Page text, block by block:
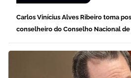
Carlos Vinícius Alves Ribeiro toma
conselheiro do Conselho Nacional de